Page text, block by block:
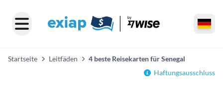
Startseite Leitfäden
4 beste Reisekarten für Senegal
Haftungsausschluss